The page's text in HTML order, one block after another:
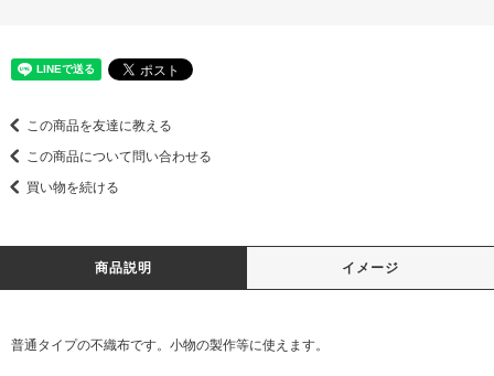
この商品を友達に教える
この商品について問い合わせる
買い物を続ける
商品説明 イメージ
普通タイプの不織布です。小物の製作等に使えます。